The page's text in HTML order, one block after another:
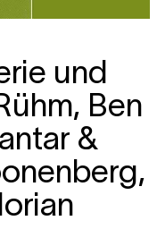
und
Ben
&